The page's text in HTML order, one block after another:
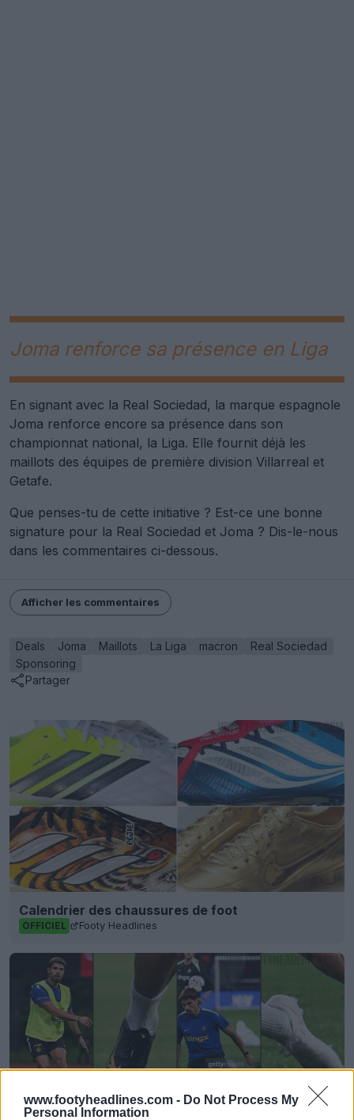
www.footyheadlines.com - Do Not Process My
Personal Information
Joma renforce sa présence en Liga
En signant avec la Real Sociedad, la marque espagnole
Joma renforce encore sa présence dans son
championnat national, la Liga. Elle fournit déjà les
maillots des équipes de première division Villarreal et
Getafe.
Que penses-tu de cette initiative ? Est-ce une bonne
signature pour la Real Sociedad et Joma ? Dis-le-nous
dans les commentaires ci-dessous.
Afficher les commentaires
Deals Joma Maillots La Liga macron
Real Sociedad
Sponsoring
Partager
Calendrier des chaussures de foot
OFFICIEL Footy Headlines